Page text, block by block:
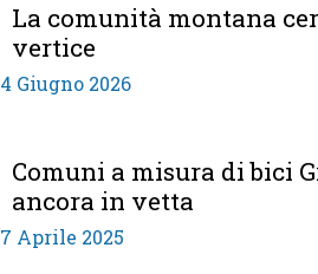
La comunità montana
vertice
4 Giugno 2026
Comuni a misura di bici
ancora in vetta
7 Aprile 2025